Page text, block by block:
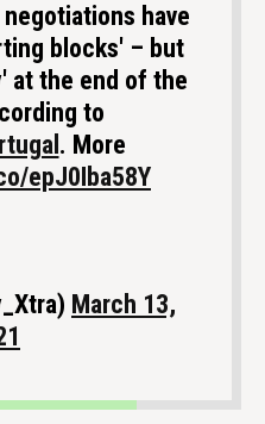
have
blocks' – but
at the end of the
to
. More
epJ0Iba58Y
March 13,